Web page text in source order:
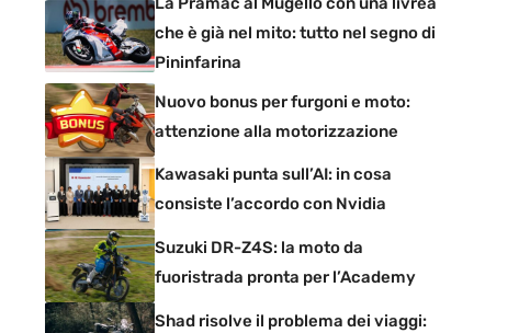
che è già nel mito: tutto nel segno di
Pininfarina
Nuovo bonus per furgoni e moto:
attenzione alla motorizzazione
Kawasaki punta sull’AI: in cosa
consiste l’accordo con Nvidia
Suzuki DR-Z4S: la moto da
fuoristrada pronta per l’Academy
Shad risolve il problema dei viaggi: